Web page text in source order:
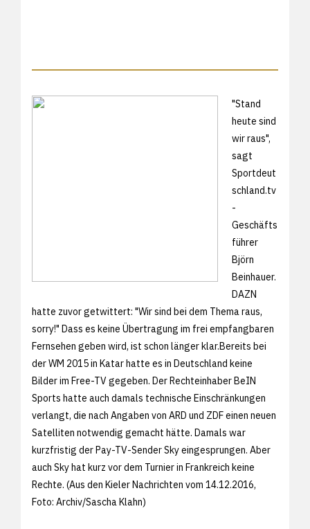
"Stand
heute sind
wir raus",
sagt
Sportdeut
schland.tv
-
Geschäfts
führer
Björn
Beinhauer.
DAZN
hatte zuvor getwittert: "Wir sind bei dem Thema raus,
sorry!" Dass es keine Übertragung im frei empfangbaren
Fernsehen geben wird, ist schon länger klar.Bereits bei
der WM 2015 in Katar hatte es in Deutschland keine
Bilder im Free-TV gegeben. Der Rechteinhaber BeIN
Sports hatte auch damals technische Einschränkungen
verlangt, die nach Angaben von ARD und ZDF einen neuen
Satelliten notwendig gemacht hätte. Damals war
kurzfristig der Pay-TV-Sender Sky eingesprungen. Aber
auch Sky hat kurz vor dem Turnier in Frankreich keine
Rechte. (Aus den Kieler Nachrichten vom 14.12.2016,
Foto: Archiv/Sascha Klahn)